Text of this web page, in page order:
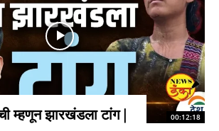
00:12:18
म्हणून झारखंडला टांग |